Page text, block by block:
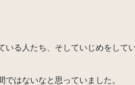
る人たち、そしていじめをして
はないなと思っていました。